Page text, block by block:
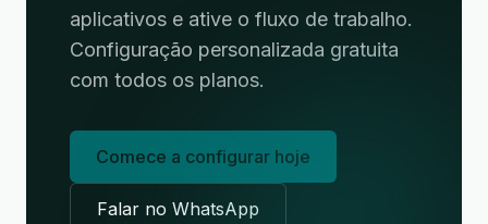
aplicativos e ative o fluxo de trabalho.
Configuração personalizada gratuita
com todos os planos.
Comece a configurar hoje
Falar no WhatsApp